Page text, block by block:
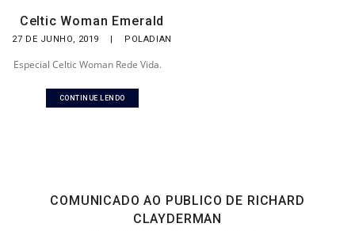
Celtic Woman Emerald
27 DE JUNHO, 2019 | POLADIAN
Especial Celtic Woman Rede Vida.
CONTINUE LENDO
COMUNICADO AO PUBLICO DE RICHARD
CLAYDERMAN